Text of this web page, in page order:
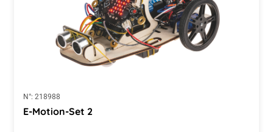
N°: 218988
E-Motion-Set 2